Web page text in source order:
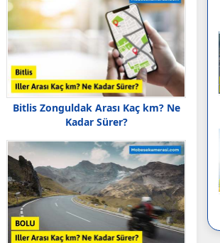
Bitlis Zonguldak Arası Kaç km? Ne
Kadar Sürer?